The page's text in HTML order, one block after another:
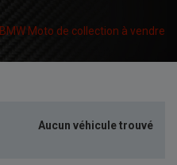
BMW Moto de collection à vendre
Aucun véhicule trouvé